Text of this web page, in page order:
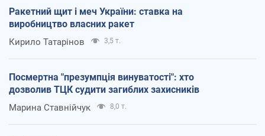
Ракетний щит і меч України: ставка на
виробництво власних ракет
Кирило Татарінов 3,5 т.
Посмертна "презумпція винуватості": хто
дозволив ТЦК судити загиблих захисників
Марина Ставнійчук 8,0 т.